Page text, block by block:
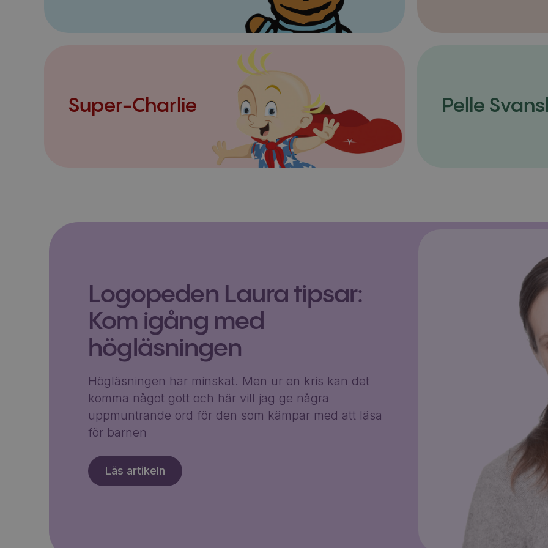
Super-Charlie Pelle
Logopeden Laura tipsar:
Kom igång med
högläsningen
Högläsningen har minskat. Men ur en kris kan det
komma något gott och här vill jag ge några
uppmuntrande ord för den som kämpar med att läsa
för barnen
Läs artikeln